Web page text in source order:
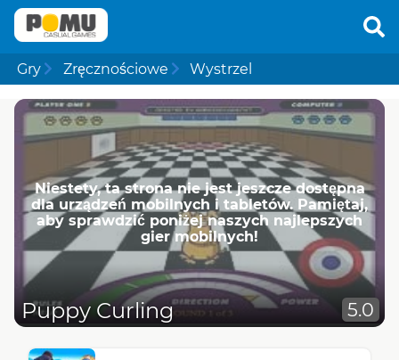
Gry Zręcznościowe Wystrzel
Niestety, ta strona nie jest jeszcze dostępna
dla urządzeń mobilnych i tabletów. Pamiętaj,
aby sprawdzić poniżej naszych najlepszych
gier mobilnych!
Puppy Curling 5.0